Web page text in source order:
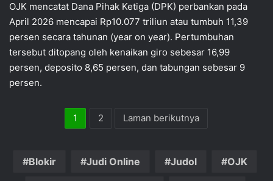
OJK mencatat Dana Pihak Ketiga (DPK) perbankan pada
April 2026 mencapai Rp10.077 triliun atau tumbuh 11,39
persen secara tahunan (year on year). Pertumbuhan
tersebut ditopang oleh kenaikan giro sebesar 16,99
persen, deposito 8,65 persen, dan tabungan sebesar 9
persen.
1 2 Laman berikutnya
Blokir Judi Online Judol OJK